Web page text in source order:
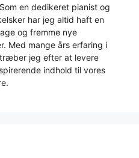
en dedikeret pianist og
har jeg altid haft en
og fremme nye
Med mange års erfaring i
jeg efter at levere
indhold til vores